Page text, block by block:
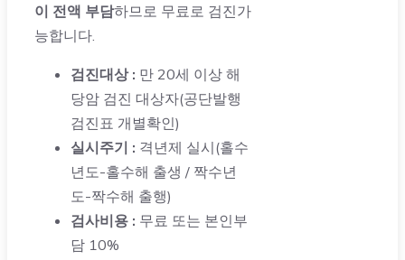
이 전액 부담하므로 무료로 검진가
능합니다.
검진대상 : 만 20세 이상 해
당암 검진 대상자(공단발행
검진표 개별확인)
실시주기 : 격년제 실시(홀수
년도-홀수해 출생 / 짝수년
도-짝수해 출행)
검사비용 : 무료 또는 본인부
담 10%